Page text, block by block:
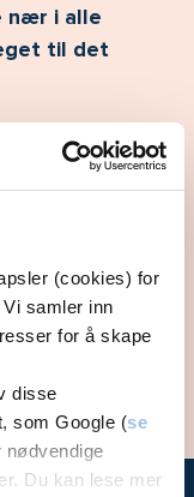
(cookies) for
samler inn
for å skape
disse
som Google (se
nødvendige
Du kan lese mer
nær i alle
til det
og er et av
Du kan være
oss.